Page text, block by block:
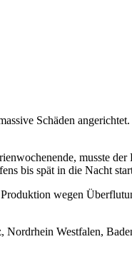
Schäden
musste
bis spät in die Nacht
wegen
Westfalen,